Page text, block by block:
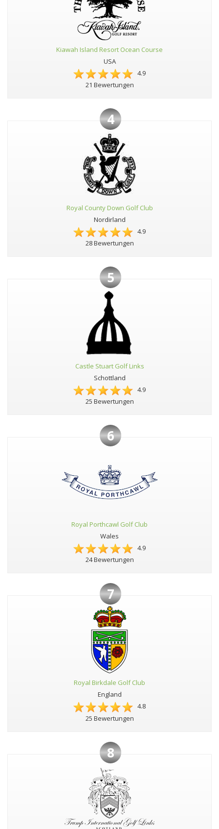
Kiawah Island Resort Ocean Course
USA
4.9
21 Bewertungen
4
Royal County Down Golf Club
Nordirland
4.9
28 Bewertungen
5
Castle Stuart Golf Links
Schottland
4.9
25 Bewertungen
6
Royal Porthcawl Golf Club
Wales
4.9
24 Bewertungen
7
Royal Birkdale Golf Club
England
4.8
25 Bewertungen
8